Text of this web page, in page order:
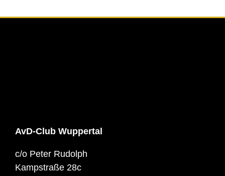
AvD-Club Wuppertal
c/o Peter Rudolph
Kampstraße 28c